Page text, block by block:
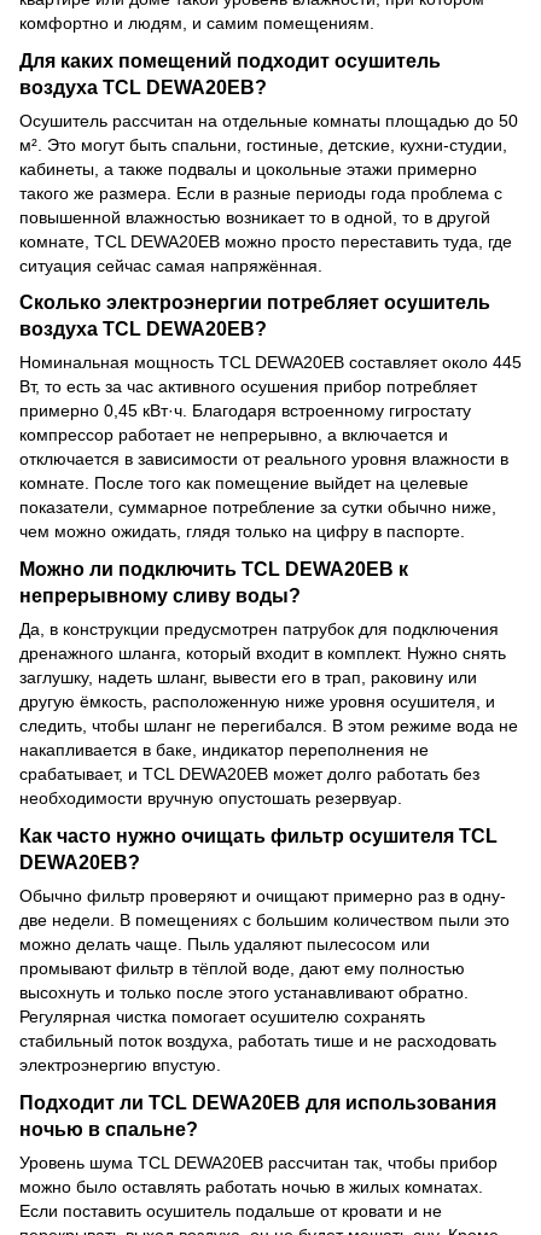
комфортно и людям, и самим помещениям.
Для каких помещений подходит осушитель
воздуха TCL DEWA20EB?
Осушитель рассчитан на отдельные комнаты площадью до 50
м². Это могут быть спальни, гостиные, детские, кухни-студии,
кабинеты, а также подвалы и цокольные этажи примерно
такого же размера. Если в разные периоды года проблема с
повышенной влажностью возникает то в одной, то в другой
комнате, TCL DEWA20EB можно просто переставить туда, где
ситуация сейчас самая напряжённая.
Сколько электроэнергии потребляет осушитель
воздуха TCL DEWA20EB?
Номинальная мощность TCL DEWA20EB составляет около 445
Вт, то есть за час активного осушения прибор потребляет
примерно 0,45 кВт·ч. Благодаря встроенному гигростату
компрессор работает не непрерывно, а включается и
отключается в зависимости от реального уровня влажности в
комнате. После того как помещение выйдет на целевые
показатели, суммарное потребление за сутки обычно ниже,
чем можно ожидать, глядя только на цифру в паспорте.
Можно ли подключить TCL DEWA20EB к
непрерывному сливу воды?
Да, в конструкции предусмотрен патрубок для подключения
дренажного шланга, который входит в комплект. Нужно снять
заглушку, надеть шланг, вывести его в трап, раковину или
другую ёмкость, расположенную ниже уровня осушителя, и
следить, чтобы шланг не перегибался. В этом режиме вода не
накапливается в баке, индикатор переполнения не
срабатывает, и TCL DEWA20EB может долго работать без
необходимости вручную опустошать резервуар.
Как часто нужно очищать фильтр осушителя TCL
DEWA20EB?
Обычно фильтр проверяют и очищают примерно раз в одну-
две недели. В помещениях с большим количеством пыли это
можно делать чаще. Пыль удаляют пылесосом или
промывают фильтр в тёплой воде, дают ему полностью
высохнуть и только после этого устанавливают обратно.
Регулярная чистка помогает осушителю сохранять
стабильный поток воздуха, работать тише и не расходовать
электроэнергию впустую.
Подходит ли TCL DEWA20EB для использования
ночью в спальне?
Уровень шума TCL DEWA20EB рассчитан так, чтобы прибор
можно было оставлять работать ночью в жилых комнатах.
Если поставить осушитель подальше от кровати и не